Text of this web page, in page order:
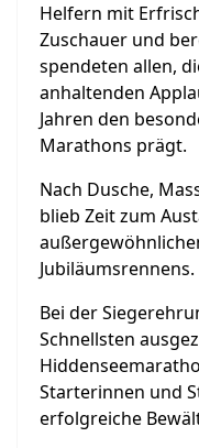
Helfern mit
Zuschauer und
spendeten allen,
anhaltenden
Jahren den
Marathons prägt.
Nach Dusche,
blieb Zeit zum
Jubiläumsrennens.
Bei der
Schnellsten
Starterinnen und
erfolgreiche